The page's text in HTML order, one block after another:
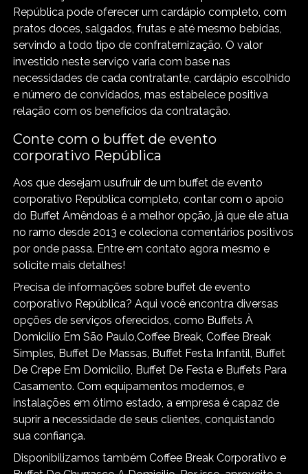
República pode oferecer um cardápio completo, com
pratos doces, salgados, frutas e até mesmo bebidas,
servindo a todo tipo de confraternização. O valor
investido neste serviço varia com base nas
necessidades de cada contratante, cardápio escolhido
e número de convidados, mas estabelece positiva
relação com os benefícios da contratação.
Conte com o buffet de evento
corporativo República
Aos que desejam usufruir de um buffet de evento
corporativo República completo, contar com o apoio
do Buffet Amêndoas é a melhor opção, já que ele atua
no ramo desde 2013 e coleciona comentários positivos
por onde passa. Entre em contato agora mesmo e
solicite mais detalhes!
Precisa de informações sobre buffet de evento
corporativo República? Aqui você encontra diversas
opções de serviços oferecidos, como Buffets À
Domicilío Em São Paulo,Coffee Break, Coffee Break
Simples, Buffet De Massas, Buffet Festa Infantil, Buffet
De Crepe Em Domicílio, Buffet De Festa e Buffets Para
Casamento. Com equipamentos modernos, e
instalações em ótimo estado, a empresa é capaz de
suprir a necessidade de seus clientes, conquistando
sua confiança.
Disponibilizamos também Coffee Break Corporativo e